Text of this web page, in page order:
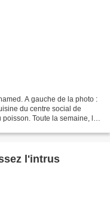
A gauche de la photo :
du centre social de
poisson. Toute la semaine, le
l'intrus